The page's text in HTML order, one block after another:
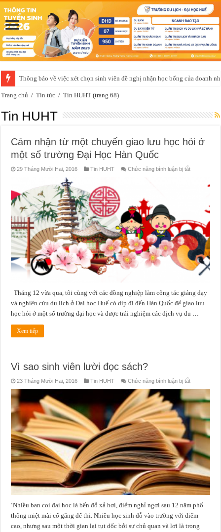
Thông báo về việc xét chọn sinh viên đề nghị nhận học bổng của doanh
Thông báo của Trung tâm Giáo dục quốc phòng và an ninh về việc học
Trang chủ / Tin tức / Tin HUHT (trang 68)
Tin HUHT
Cảm nhận từ một chuyến giao lưu học hỏi ở
một số trường Đại Học Hàn Quốc
29 Tháng Mười Hai, 2016 Tin HUHT Chức năng bình luận bị tắtở
hỏi
ở
một
số
trường
Đại
Học
Hàn
Quốc
Tháng 12 vừa qua, tôi cùng với các đồng nghiệp làm công tác giảng dạy
và nghiên cứu du lịch ở Đại học Huế có dịp đi đến Hàn Quốc để giao lưu
học hỏi ở một số trường đại học và được trải nghiệm các dịch vụ du …
Xem tiếp
Vì sao sinh viên lười đọc sách?
23 Tháng Mười Hai, 2016 Tin HUHT Chức năng bình luận bị tắtở
sinh
viên
đọc
sách?
‘Nhiều bạn coi đại học là bến đỗ xả hơi, điểm nghỉ ngơi sau 12 năm phổ
thông miệt mài cố gắng để thi. Nhiều học sinh đỗ vào trường với điểm
cao, nhưng sau một thời gian lại tụt dốc bởi sự chủ quan và lơi là trong